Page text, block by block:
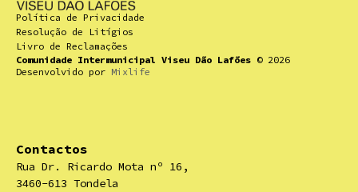
Política de Privacidade
Resolução de Litígios
Livro de Reclamações
Comunidade Intermunicipal Viseu Dão Lafões © 2026
Desenvolvido por Mixlife
Contactos
Rua Dr. Ricardo Mota nº 16,
3460-613 Tondela